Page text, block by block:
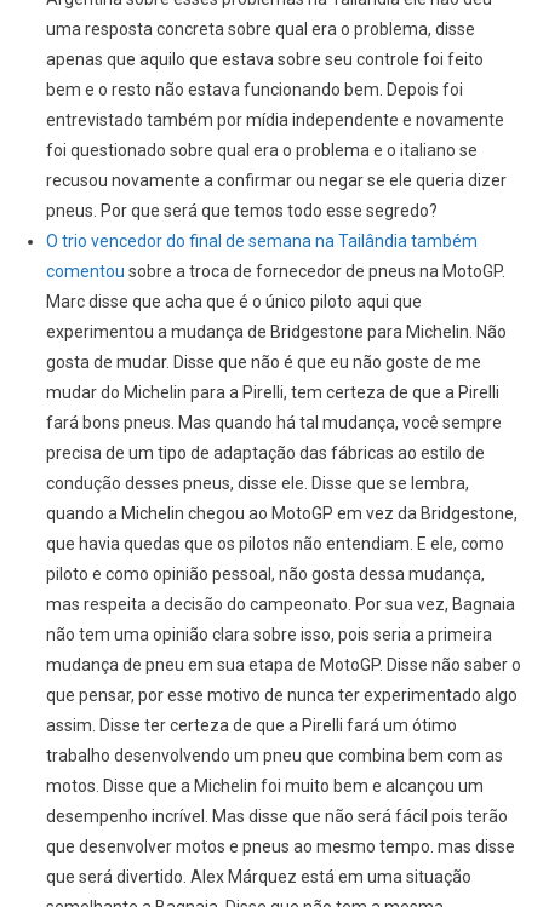
uma resposta concreta sobre qual era o problema, disse
apenas que aquilo que estava sobre seu controle foi feito
bem e o resto não estava funcionando bem. Depois foi
entrevistado também por mídia independente e novamente
foi questionado sobre qual era o problema e o italiano se
recusou novamente a confirmar ou negar se ele queria dizer
pneus. Por que será que temos todo esse segredo?
O trio vencedor do final de semana na Tailândia também
comentou sobre a troca de fornecedor de pneus na MotoGP.
Marc disse que acha que é o único piloto aqui que
experimentou a mudança de Bridgestone para Michelin. Não
gosta de mudar. Disse que não é que eu não goste de me
mudar do Michelin para a Pirelli, tem certeza de que a Pirelli
fará bons pneus. Mas quando há tal mudança, você sempre
precisa de um tipo de adaptação das fábricas ao estilo de
condução desses pneus, disse ele. Disse que se lembra,
quando a Michelin chegou ao MotoGP em vez da Bridgestone,
que havia quedas que os pilotos não entendiam. E ele, como
piloto e como opinião pessoal, não gosta dessa mudança,
mas respeita a decisão do campeonato. Por sua vez, Bagnaia
não tem uma opinião clara sobre isso, pois seria a primeira
mudança de pneu em sua etapa de MotoGP. Disse não saber o
que pensar, por esse motivo de nunca ter experimentado algo
assim. Disse ter certeza de que a Pirelli fará um ótimo
trabalho desenvolvendo um pneu que combina bem com as
motos. Disse que a Michelin foi muito bem e alcançou um
desempenho incrível. Mas disse que não será fácil pois terão
que desenvolver motos e pneus ao mesmo tempo. mas disse
que será divertido. Alex Márquez está em uma situação